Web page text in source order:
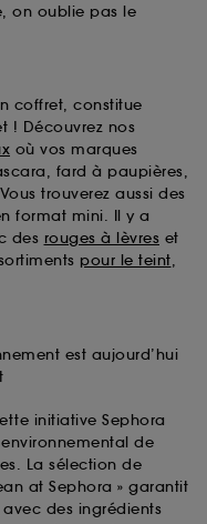
on oublie pas le
coffret, constitue
! Découvrez nos
où vos marques
fard à paupières,
trouverez aussi des
format mini. Il y a
des rouges à lèvres et
pour le teint,
est aujourd’hui
initiative Sephora
de
La sélection de
at Sephora » garantit
avec des ingrédients